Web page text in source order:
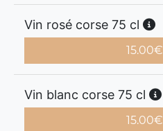
Vin rosé corse 75 cl
15.00€
Vin blanc corse 75 cl
15.00€